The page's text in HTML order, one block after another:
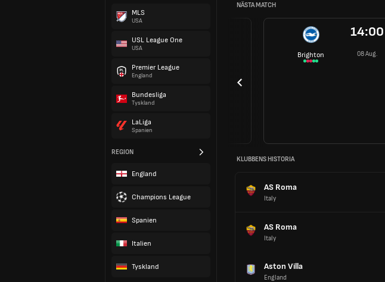
MLS
USA
USL League One
USA
Premier League
England
Bundesliga
Tyskland
LaLiga
Spanien
REGION
England
Champions League
Spanien
Italien
Tyskland
NÄSTA MATCH
Brighton
14:00
08 Aug.
KLUBBENS HISTORIA
AS Roma
Italy
AS Roma
Italy
Aston Villa
England